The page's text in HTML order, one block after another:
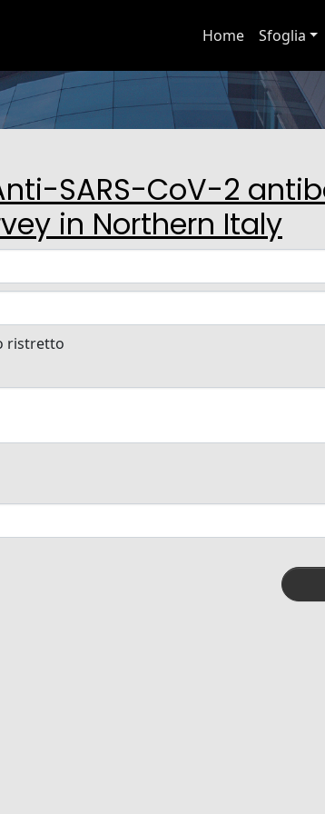
Home Sfoglia
SARS-CoV-2
in Northern Italy
ristretto